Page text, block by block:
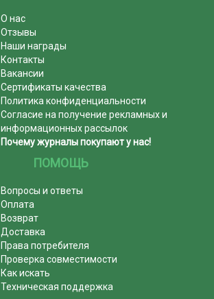
О нас
Отзывы
Наши награды
Контакты
Вакансии
Сертификаты качества
Политика конфиденциальности
Согласие на получение рекламных и
информационных рассылок
Почему журналы покупают у нас!
ПОМОЩЬ
Вопросы и ответы
Оплата
Возврат
Доставка
Права потребителя
Проверка совместимости
Как искать
Техническая поддержка